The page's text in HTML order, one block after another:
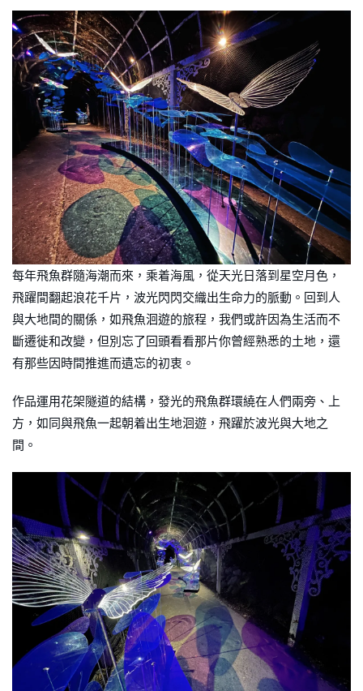
每年飛魚群隨海潮而來，乘着海風，從天光日落到星空月色，
飛躍間翻起浪花千片，波光閃閃交織出生命力的脈動。回到人
與大地間的關係，如飛魚洄遊的旅程，我們或許因為生活而不
斷遷徙和改變，但別忘了回頭看看那片你曾經熟悉的土地，還
有那些因時間推進而遺忘的初衷。
作品運用花架隧道的結構，發光的飛魚群環繞在人們兩旁、上
方，如同與飛魚一起朝着出生地洄遊，飛躍於波光與大地之
間。